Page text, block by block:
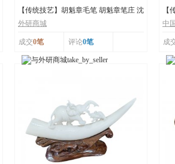
【传统技艺】胡魁章毛笔 胡魁章笔庄 沈
阳胡魁章制...
外研商城
成交0笔 评论0笔
【
非
中
成